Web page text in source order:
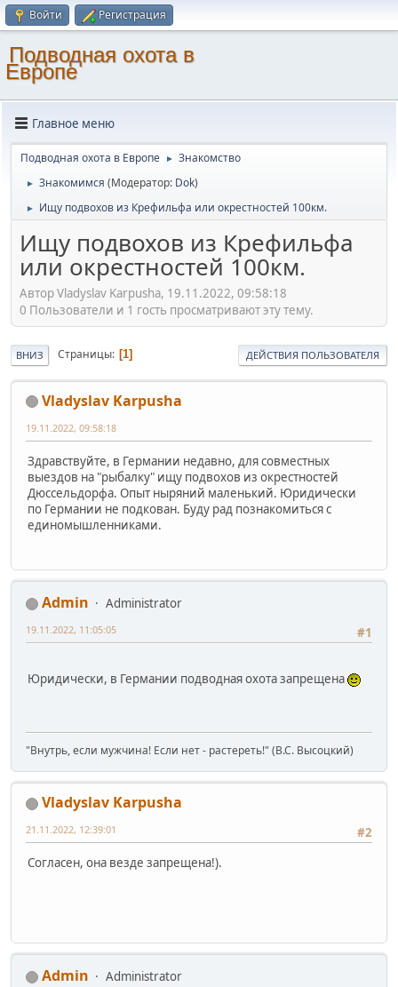
Войти Регистрация
Подводная охота в
Европе
Главное меню
Подводная охота в Европе ► Знакомство
► Знакомимся (Модератор: Dok)
► Ищу подвохов из Крефильфа или окрестностей 100км.
Ищу подвохов из Крефильфа
или окрестностей 100км.
Автор Vladyslav Karpusha, 19.11.2022, 09:58:18
0 Пользователи и 1 гость просматривают эту тему.
ВНИЗ Страницы 1 ДЕЙСТВИЯ ПОЛЬЗОВАТЕЛЯ
Vladyslav Karpusha
19.11.2022, 09:58:18
Здравствуйте, в Германии недавно, для совместных
выездов на "рыбалку" ищу подвохов из окрестностей
Дюссельдорфа. Опыт ныряний маленький. Юридически
по Германии не подкован. Буду рад познакомиться с
единомышленниками.
Admin
Administrator
#1
19.11.2022, 11:05:05
Юридически, в Германии подводная охота запрещена
"Внутрь, если мужчина! Если нет - растереть!" (В.С. Высоцкий)
Vladyslav Karpusha
#2
21.11.2022, 12:39:01
Согласен, она везде запрещена!).
Admin
Administrator